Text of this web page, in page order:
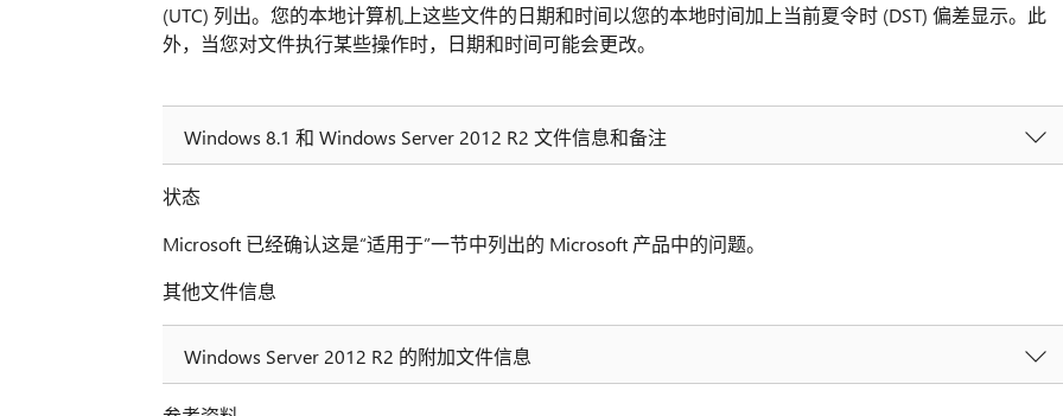
(UTC) 列出。您的本地计算机上这些文件的日期和时间以您的本地时间加上当前夏令时 (DST) 偏差显示。此
外，当您对文件执行某些操作时，日期和时间可能会更改。
Windows 8.1 和 Windows Server 2012 R2 文件信息和备注
状态
Microsoft 已经确认这是“适用于”一节中列出的 Microsoft 产品中的问题。
其他文件信息
Windows Server 2012 R2 的附加文件信息